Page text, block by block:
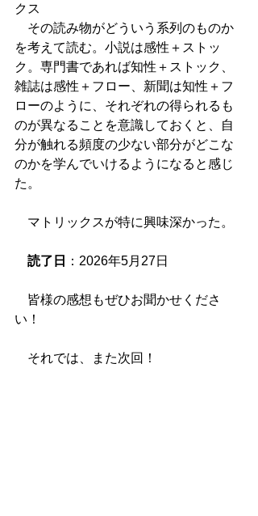
クス
その読み物がどういう系列のものか
を考えて読む。小説は感性＋ストッ
ク。専門書であれば知性＋ストック、
雑誌は感性＋フロー、新聞は知性＋フ
ローのように、それぞれの得られるも
のが異なることを意識しておくと、自
分が触れる頻度の少ない部分がどこな
のかを学んでいけるようになると感じ
た。
マトリックスが特に興味深かった。
読了日 ：2026年5月27日
皆様の感想もぜひお聞かせくださ
い！
それでは、また次回！